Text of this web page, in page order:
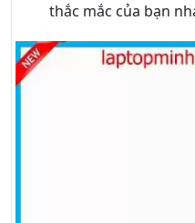
thắc mắc của bạn